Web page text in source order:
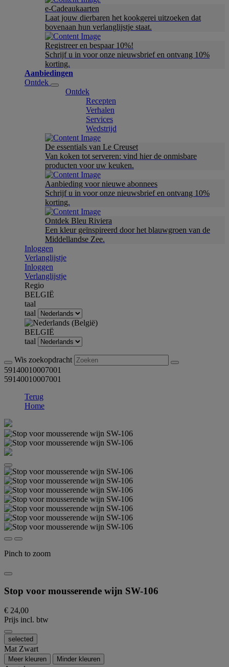
e-Cadeaukaarten
Laat jouw dierbaren het kookgerei uitzoeken dat
bovenaan hun verlanglijstje staat.
Registreer en bespaar 10%!
Schrijf u in voor onze nieuwsbrief en ontvang 10%
korting.
Aanbiedingen
Ontdek
Ontdek
Recepten
Verhalen
Services
Wedstrijd
De essentials van Le Creuset
Van koken tot serveren: vind hier de onmisbare
producten voor uw keuken.
Aanbieding voor nieuwe abonnees
Schrijf u in voor onze nieuwsbrief en ontvang 10%
korting.
Ontdek Bleu Riviera
Een kleur geïnspireerd door het blauwgroen van de
Middellandse Zee.
Inloggen
Verlanglijstje
Inloggen
Verlanglijstje
Regio
BELGIË
taal
taal
BELGIË
taal
Wis zoekopdracht
59140010007001
59140010007001
Terug
Home
Pinch to zoom
Stop voor mousserende wijn SW-106
€ 24,00
Prijs incl. btw
selected
Mat Zwart
Meer kleuren Minder kleuren